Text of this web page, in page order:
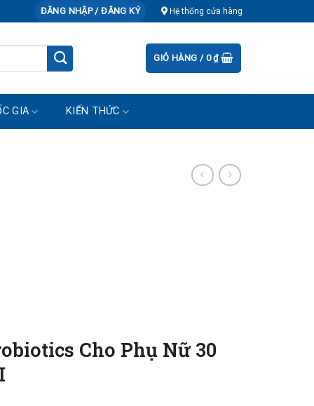
ĐĂNG NHẬP / ĐĂNG KÝ Hệ thống cửa hàng
GIỎ HÀNG / 0₫
GIA KIẾN THỨC
Cho Phụ Nữ 30